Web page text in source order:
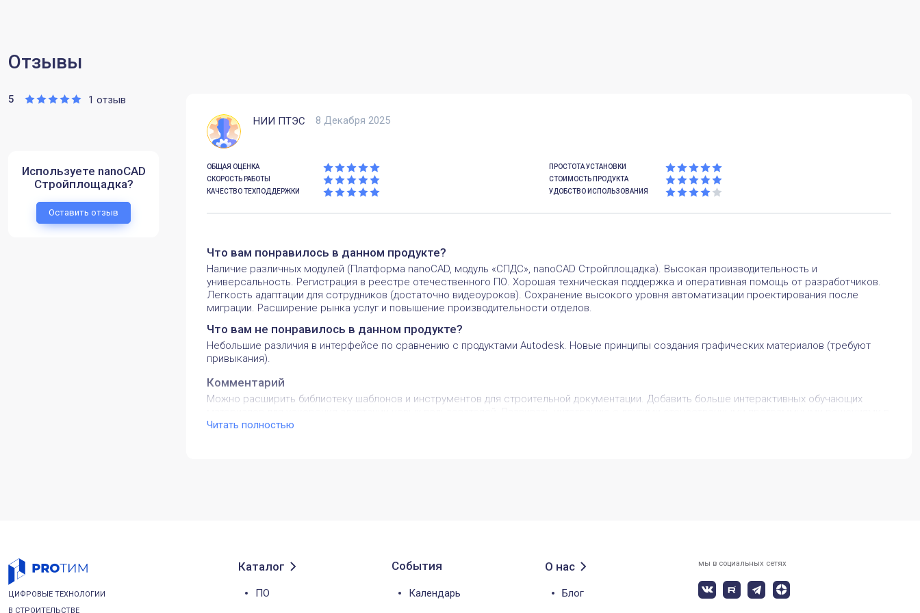
Отзывы
5 1 отзыв
Используете nanoCAD
Стройплощадка?
Оставить отзыв
НИИ ПТЭС 8 Декабря 2025
ОБЩАЯ ОЦЕНКА
ПРОСТОТА УСТАНОВКИ
СКОРОСТЬ РАБОТЫ
СТОИМОСТЬ ПРОДУКТА
КАЧЕСТВО ТЕХПОДДЕРЖКИ
УДОБСТВО ИСПОЛЬЗОВАНИЯ
Что вам понравилось в данном продукте?
Наличие различных модулей (Платформа nanoCAD, модуль «СПДС», nanoCAD Стройплощадка). Высокая производительность и
универсальность. Регистрация в реестре отечественного ПО. Хорошая техническая поддержка и оперативная помощь от разработчиков.
Легкость адаптации для сотрудников (достаточно видеоуроков). Сохранение высокого уровня автоматизации проектирования после
миграции. Расширение рынка услуг и повышение производительности отделов.
Что вам не понравилось в данном продукте?
Небольшие различия в интерфейсе по сравнению с продуктами Autodesk. Новые принципы создания графических материалов (требуют
привыкания).
Комментарий
Можно расширить библиотеку шаблонов и инструментов для строительной документации. Добавить больше интерактивных обучающих
области BIM и ГИС.
Читать полностью
ЦИФРОВЫЕ ТЕХНОЛОГИИ
В СТРОИТЕЛЬСТВЕ
Каталог
ПО
События
Календарь
О нас
Блог
мы в социальных сетях